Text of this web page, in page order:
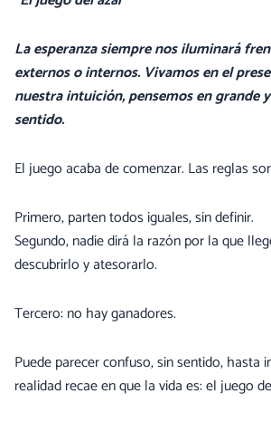
La esperanza siempre nos iluminará
externos o internos. Vivamos en el
nuestra intuición, pensemos en grande
sentido.
El juego acaba de comenzar. Las reglas
Primero, parten todos iguales, sin definir.
Segundo, nadie dirá la razón por la que
descubrirlo y atesorarlo.
Tercero: no hay ganadores.
Puede parecer confuso, sin sentido, hasta
realidad recae en que la vida es: el juego